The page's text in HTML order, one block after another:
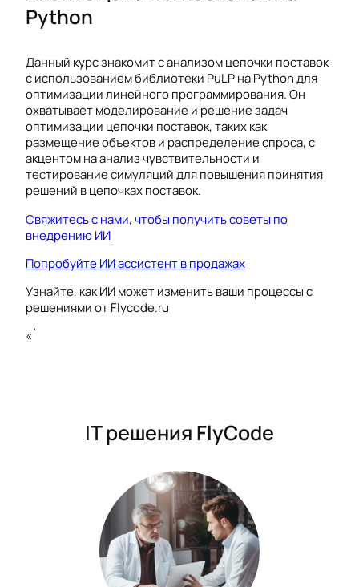
Python
Данный курс знакомит с анализом цепочки поставок
с использованием библиотеки PuLP на Python для
оптимизации линейного программирования. Он
охватывает моделирование и решение задач
оптимизации цепочки поставок, таких как
размещение объектов и распределение спроса, с
акцентом на анализ чувствительности и
тестирование симуляций для повышения принятия
решений в цепочках поставок.
Свяжитесь с нами, чтобы получить советы по
внедрению ИИ
Попробуйте ИИ ассистент в продажах
Узнайте, как ИИ может изменить ваши процессы с
решениями от Flycode.ru
«`
IT решения FlyCode